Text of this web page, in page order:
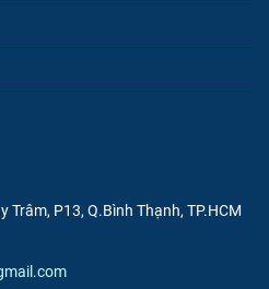
P13, Q.Bình Thạnh, TP.HCM